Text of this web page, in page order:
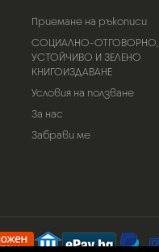
Приемане на ръкописи
СОЦИАЛНО-ОТГОВОРНО,
УСТОЙЧИВО И ЗЕЛЕНО
КНИГОИЗДАВАНЕ
Условия на ползване
За нас
Забрави ме